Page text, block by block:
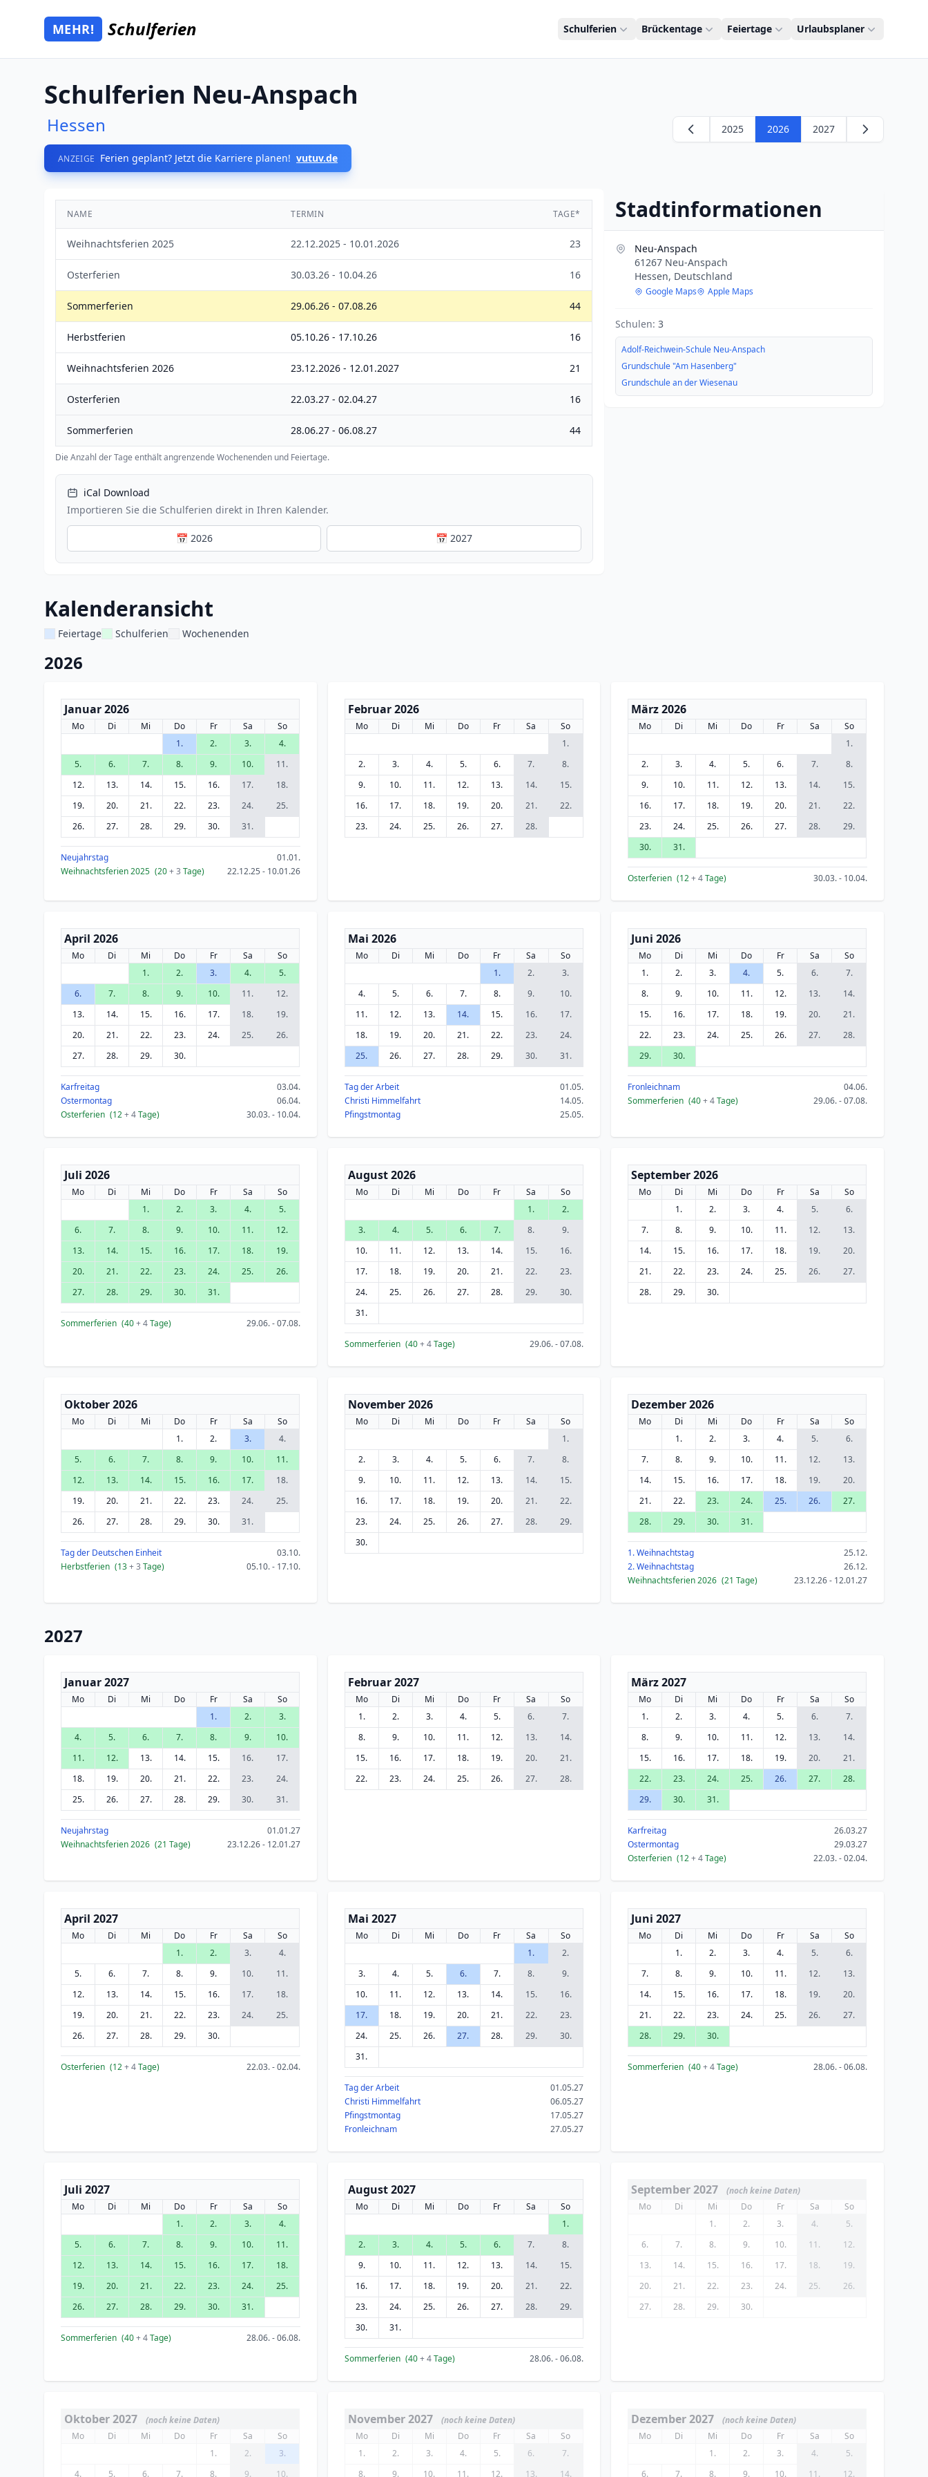
Zum Hauptinhalt springen
Mehr Schulferien
MEHR! Schulferien Schulferien Brückentage Feiertage Urlaubsplaner
Schulferien Neu-Anspach
Hessen
ANZEIGE Ferien geplant? Jetzt die Karriere planen! vutuv.de
2025 2026 2027
NAME TERMIN TAGE*
Weihnachtsferien 2025 22.12.2025 - 10.01.2026 23
Osterferien 30.03.26 - 10.04.26 16
Sommerferien 29.06.26 - 07.08.26 44
Herbstferien 05.10.26 - 17.10.26 16
Weihnachtsferien 2026 23.12.2026 - 12.01.2027 21
Osterferien 22.03.27 - 02.04.27 16
Sommerferien 28.06.27 - 06.08.27 44
Die Anzahl der Tage enthält angrenzende Wochenenden und Feiertage.
iCal Download
Importieren Sie die Schulferien direkt in Ihren Kalender.
📅 2026 📅 2027
Stadtinformationen
Neu-Anspach
61267 Neu-Anspach
Hessen, Deutschland
Google Maps Apple Maps
Schulen: 3
Adolf-Reichwein-Schule Neu-Anspach
Grundschule "Am Hasenberg"
Grundschule an der Wiesenau
Kalenderansicht
Feiertage Schulferien Wochenenden
2026
Januar 2026
Mo Di Mi Do Fr Sa
So
1.
2. 3.
4.
5.
6. 7. 8. 9. 10.
11.
12.
13. 14. 15. 16. 17.
18.
19.
20. 21. 22. 23. 24.
25.
26.
27. 28. 29. 30. 31.
Neujahrstag
01.01.
Weihnachtsferien 2025 (20+ 3 Tage) 22.12.25 - 10.01.26
Februar 2026
Mo Di Mi Do Fr Sa
So
1.
2.
3. 4. 5. 6. 7.
8.
9.
10. 11. 12. 13. 14.
15.
16.
17. 18. 19. 20. 21.
22.
23.
24. 25. 26. 27. 28.
März 2026
Mo Di Mi Do Fr Sa
So
1.
2.
3. 4. 5. 6. 7.
8.
9.
10. 11. 12. 13. 14.
15.
16.
17. 18. 19. 20. 21.
22.
23.
24. 25. 26. 27. 28.
29.
30.
31.
Osterferien (12+ 4Tage) 30.03. - 10.04.
April 2026
Mo Di Mi Do Fr Sa
So
1.
2. 3. 4.
5.
6.
7. 8. 9. 10. 11.
12.
13.
14. 15. 16. 17. 18.
19.
20.
21. 22. 23. 24. 25.
26.
27.
28. 29. 30.
Karfreitag
03.04.
Ostermontag
06.04.
Osterferien (12+ 4Tage) 30.03. - 10.04.
Mai 2026
Mo Di Mi Do Fr Sa
So
1.
2.
3.
4.
5. 6. 7. 8. 9.
10.
11.
12. 13. 14. 15. 16.
17.
18.
19. 20. 21. 22. 23.
24.
25.
26. 27. 28. 29. 30. 31.
Tag der Arbeit
01.05.
Christi Himmelfahrt
14.05.
Pfingstmontag
25.05.
Juni 2026
Mo Di Mi Do Fr Sa
So
1.
2. 3. 4. 5. 6.
7.
8.
9. 10. 11. 12. 13.
14.
15.
16. 17. 18. 19. 20.
21.
22.
23. 24. 25. 26. 27.
28.
29.
30.
Fronleichnam
04.06.
Sommerferien (40+ 4Tage) 29.06. - 07.08.
Juli 2026
Mo Di Mi Do Fr Sa
So
1.
2. 3. 4.
5.
6.
7. 8. 9. 10. 11.
12.
13.
14. 15. 16. 17. 18.
19.
20.
21. 22. 23. 24. 25.
26.
27.
28. 29. 30. 31.
Sommerferien (40+ 4Tage) 29.06. - 07.08.
August 2026
Mo Di Mi Do Fr Sa
So
1.
2.
3.
4. 5. 6. 7. 8.
9.
10.
11. 12. 13. 14. 15.
16.
17.
18. 19. 20. 21. 22.
23.
24.
25. 26. 27. 28. 29.
30.
31.
Sommerferien (40+ 4Tage) 29.06. - 07.08.
September 2026
Mo Di Mi Do Fr Sa
So
1.
2. 3. 4. 5.
6.
7.
8. 9. 10. 11. 12.
13.
14.
15. 16. 17. 18. 19.
20.
21.
22. 23. 24. 25. 26.
27.
28.
29. 30.
Oktober 2026
Mo Di Mi Do Fr Sa
So
1.
2. 3.
4.
5.
6. 7. 8. 9. 10.
11.
12.
13. 14. 15. 16. 17.
18.
19.
20. 21. 22. 23. 24.
25.
26.
27. 28. 29. 30. 31.
Tag der Deutschen Einheit
03.10.
Herbstferien (13+ 3 Tage) 05.10. - 17.10.
November 2026
Mo Di Mi Do Fr Sa
So
1.
2.
3. 4. 5. 6. 7.
8.
9.
10. 11. 12. 13. 14.
15.
16.
17. 18. 19. 20. 21.
22.
23.
24. 25. 26. 27. 28.
29.
30.
Dezember 2026
Mo Di Mi Do Fr Sa
So
1.
2. 3. 4. 5.
6.
7.
8. 9. 10. 11. 12.
13.
14.
15. 16. 17. 18. 19.
20.
21.
22. 23. 24. 25. 26.
27.
28.
29. 30. 31.
1. Weihnachtstag
25.12.
2. Weihnachtstag
26.12.
Weihnachtsferien 2026 (21 Tage) 23.12.26 - 12.01.27
2027
Januar 2027
Mo Di Mi Do Fr Sa
So
1.
2.
3.
4.
5. 6. 7. 8. 9.
10.
11.
12. 13. 14. 15. 16.
17.
18.
19. 20. 21. 22. 23.
24.
25.
26. 27. 28. 29. 30. 31.
Neujahrstag
01.01.27
Weihnachtsferien 2026 (21 Tage) 23.12.26 - 12.01.27
Februar 2027
Mo Di Mi Do Fr Sa
So
1.
2. 3. 4. 5. 6.
7.
8.
9. 10. 11. 12. 13.
14.
15.
16. 17. 18. 19. 20.
21.
22.
23. 24. 25. 26. 27. 28.
März 2027
Mo Di Mi Do Fr Sa
So
1.
2. 3. 4. 5. 6.
7.
8.
9. 10. 11. 12. 13.
14.
15.
16. 17. 18. 19. 20.
21.
22.
23. 24. 25. 26. 27.
28.
29.
30. 31.
Karfreitag
26.03.27
Ostermontag
29.03.27
Osterferien (12+ 4Tage) 22.03. - 02.04.
April 2027
Mo Di Mi Do Fr Sa
So
1.
2. 3.
4.
5.
6. 7. 8. 9. 10.
11.
12.
13. 14. 15. 16. 17.
18.
19.
20. 21. 22. 23. 24.
25.
26.
27. 28. 29. 30.
Osterferien (12+ 4Tage) 22.03. - 02.04.
Mai 2027
Mo Di Mi Do Fr Sa
So
1.
2.
3.
4. 5. 6. 7. 8.
9.
10.
11. 12. 13. 14. 15.
16.
17.
18. 19. 20. 21. 22.
23.
24.
25. 26. 27. 28. 29.
30.
31.
Tag der Arbeit
01.05.27
Christi Himmelfahrt
06.05.27
Pfingstmontag
17.05.27
Fronleichnam
27.05.27
Juni 2027
Mo Di Mi Do Fr Sa
So
1.
2. 3. 4. 5.
6.
7.
8. 9. 10. 11. 12.
13.
14.
15. 16. 17. 18. 19.
20.
21.
22. 23. 24. 25. 26.
27.
28.
29. 30.
Sommerferien (40+ 4Tage) 28.06. - 06.08.
Juli 2027
Mo Di Mi Do Fr Sa
So
1.
2. 3.
4.
5.
6. 7. 8. 9. 10.
11.
12.
13. 14. 15. 16. 17.
18.
19.
20. 21. 22. 23. 24.
25.
26.
27. 28. 29. 30. 31.
Sommerferien (40+ 4Tage) 28.06. - 06.08.
August 2027
Mo Di Mi Do Fr Sa
So
1.
2.
3. 4. 5. 6. 7.
8.
9.
10. 11. 12. 13. 14.
15.
16.
17. 18. 19. 20. 21.
22.
23.
24. 25. 26. 27. 28.
29.
30.
31.
Sommerferien (40+ 4Tage) 28.06. - 06.08.
September 2027
(noch keine Daten)
Mo
Di Mi Do Fr Sa
So
1.
2. 3. 4.
5.
6.
7. 8. 9. 10. 11.
12.
13.
14. 15. 16. 17. 18.
19.
20.
21. 22. 23. 24. 25.
26.
27.
28. 29. 30.
Oktober 2027
(noch keine Daten)
Mo
Di Mi Do Fr Sa
So
1.
2.
3.
4.
5. 6. 7. 8. 9. 10.
November 2027
(noch keine Daten)
Mo
Di Mi Do Fr Sa
So
1.
2. 3. 4. 5. 6.
7.
8.
9. 10. 11. 12. 13. 14.
Dezember 2027
(noch keine Daten)
Mo
Di Mi Do Fr Sa
So
1.
2. 3. 4.
5.
6.
7. 8. 9. 10. 11. 12.